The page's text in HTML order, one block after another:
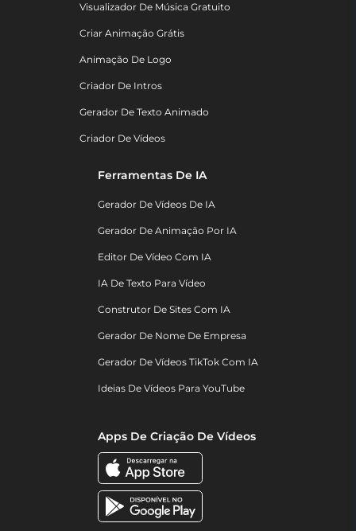
Visualizador De Música Gratuito
Criar Animação Grátis
Animação De Logo
Criador De Intros
Gerador De Texto Animado
Criador De Vídeos
Ferramentas De IA
Gerador De Vídeos De IA
Gerador De Animação Por IA
Editor De Vídeo Com IA
IA De Texto Para Vídeo
Construtor De Sites Com IA
Gerador De Nome De Empresa
Gerador De Vídeos TikTok Com IA
Ideias De Vídeos Para YouTube
Apps De Criação De Vídeos